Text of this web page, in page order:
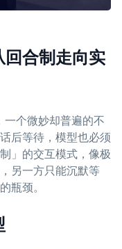
合制走向实
个微妙却普遍的不
后等待，模型也必须
」的交互模式，像极
另一方只能沉默等
瓶颈。